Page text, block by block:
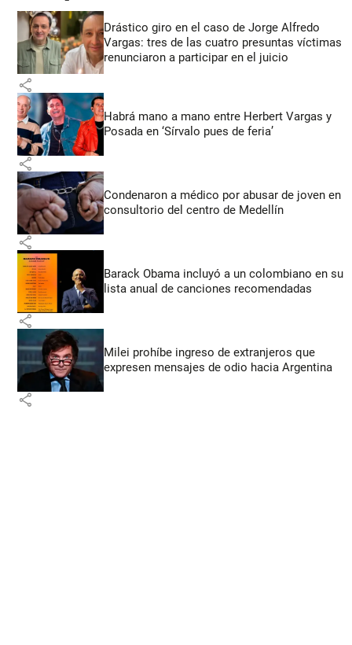
Drástico giro en el caso de Jorge Alfredo
Vargas: tres de las cuatro presuntas víctimas
renunciaron a participar en el juicio
share
Habrá mano a mano entre Herbert Vargas y
Posada en ‘Sírvalo pues de feria’
share
Condenaron a médico por abusar de joven en
consultorio del centro de Medellín
share
Barack Obama incluyó a un colombiano en su
lista anual de canciones recomendadas
share
Milei prohíbe ingreso de extranjeros que
expresen mensajes de odio hacia Argentina
share